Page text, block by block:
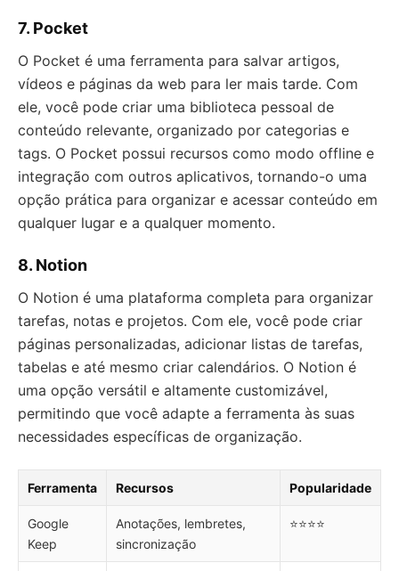
7. Pocket
O Pocket é uma ferramenta para salvar artigos,
vídeos e páginas da web para ler mais tarde. Com
ele, você pode criar uma biblioteca pessoal de
conteúdo relevante, organizado por categorias e
tags. O Pocket possui recursos como modo offline e
integração com outros aplicativos, tornando-o uma
opção prática para organizar e acessar conteúdo em
qualquer lugar e a qualquer momento.
8. Notion
O Notion é uma plataforma completa para organizar
tarefas, notas e projetos. Com ele, você pode criar
páginas personalizadas, adicionar listas de tarefas,
tabelas e até mesmo criar calendários. O Notion é
uma opção versátil e altamente customizável,
permitindo que você adapte a ferramenta às suas
necessidades específicas de organização.
Ferramenta Recursos Popularidade
Google
Keep
Anotações, lembretes,
sincronização
⭐⭐⭐⭐